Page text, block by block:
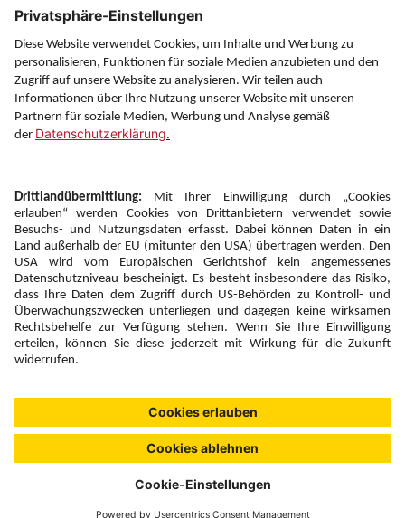
Service
Information
Folgen Sie uns auf
Newsletter:
Anmelden
Fairness und
Unsere Inhalte: Standards und
Meldung
Copyright © 2026 DERTOUR Austria GmbH
Suchen & Filtern